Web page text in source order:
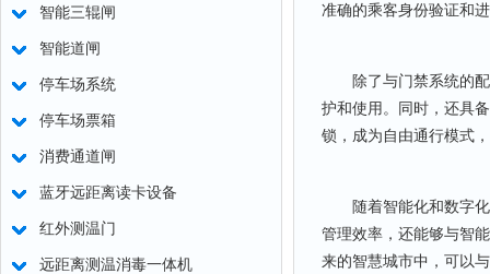
智能三辊闸
智能道闸
停车场系统
停车场票箱
消费通道闸
蓝牙远距离读卡设备
红外测温门
远距离测温消毒一体机
准确的乘客身份验证和
除了与门禁系统的配
护和使用。同时，还具
锁，成为自由通行模式
随着智能化和数字化
管理效率，还能够与智
来的智慧城市中，可以